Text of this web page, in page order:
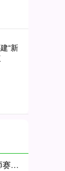
“新
股票配资正规平台排名 斯诺克上海大师赛半决赛：第一阶段赵心童4-5落后威尔逊